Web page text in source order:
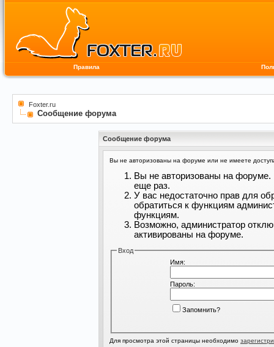
Правила
Foxter.ru
Сообщение форума
Сообщение форума
Вы не авторизованы на форуме или не имеете
Вы не авторизованы на форуме.
еще раз.
У вас недостаточно прав для
обратиться к функциям
функциям.
Возможно, администратор
активированы на форуме.
Вход
Имя:
Пароль:
Запомнить?
Для просмотра этой страницы необходимо